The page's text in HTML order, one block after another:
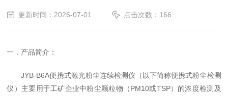
更新时间：2026-07-01 点击次数：166
一．产品简介：
JYB-B6A便携式激光粉尘连续检测仪（以下简称便携式粉尘检测
仪）主要用于工矿企业中粉尘颗粒物（PM10或TSP）的浓度检测及